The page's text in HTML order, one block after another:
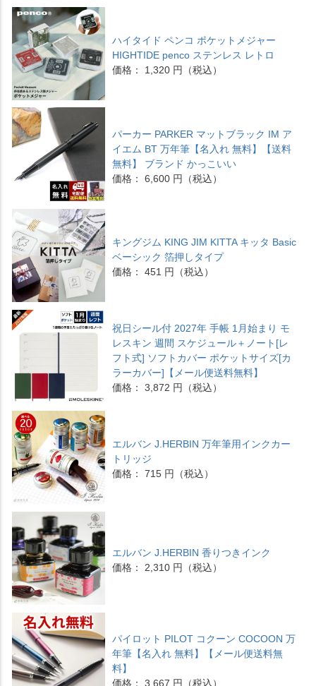
ハイタイド ペンコ ポケットメジャー
HIGHTIDE penco ステンレス レトロ
価格： 1,320 円（税込）
パーカー PARKER マットブラック IM ア
イエム BT 万年筆【名入れ 無料】【送料
無料】 ブランド かっこいい
価格： 6,600 円（税込）
キングジム KING JIM KITTA キッタ Basic
ベーシック 箔押しタイプ
価格： 451 円（税込）
祝日シール付 2027年 手帳 1月始まり モ
レスキン 週間 スケジュール＋ノート[レ
フト式] ソフトカバー ポケットサイズ[カ
ラーカバー]【メール便送料無料】
価格： 3,872 円（税込）
エルバン J.HERBIN 万年筆用インクカー
トリッジ
価格： 715 円（税込）
エルバン J.HERBIN 香りつきインク
価格： 2,310 円（税込）
パイロット PILOT コクーン COCOON 万
年筆【名入れ 無料】【メール便送料無
料】
価格： 3,667 円（税込）